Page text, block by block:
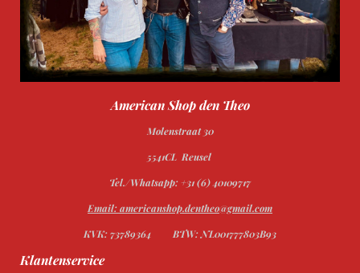
American Shop den Theo
Molenstraat 30
5541CL Reusel
Tel./Whatsapp: +31 (6) 40109717
Email: americanshop.dentheo@gmail.com
KVK: 73789364 BTW: NL001777803B93
Klantenservice